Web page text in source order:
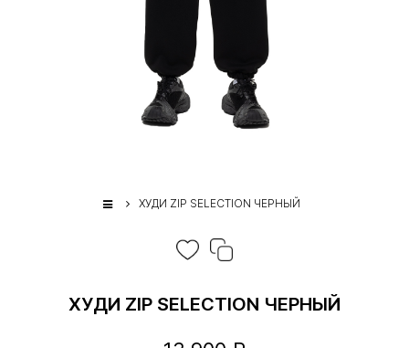
ХУДИ ZIP SELECTION ЧЕРНЫЙ
ХУДИ ZIP SELECTION ЧЕРНЫЙ